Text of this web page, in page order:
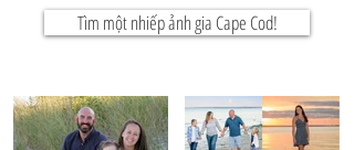
Tìm một nhiếp ảnh gia Cape Cod!